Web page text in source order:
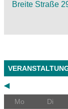
Breite Straße
◀
Mo
Di